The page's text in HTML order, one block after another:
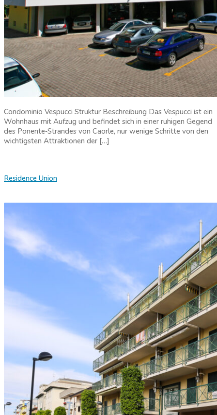
Condominio Vespucci Struktur Beschreibung Das Vespucci ist ein
Wohnhaus mit Aufzug und befindet sich in einer ruhigen Gegend
des Ponente‑Strandes von Caorle, nur wenige Schritte von den
wichtigsten Attraktionen der […]
Residence Union